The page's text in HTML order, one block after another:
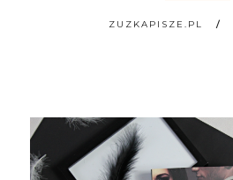
ZUZKAPISZE.PL